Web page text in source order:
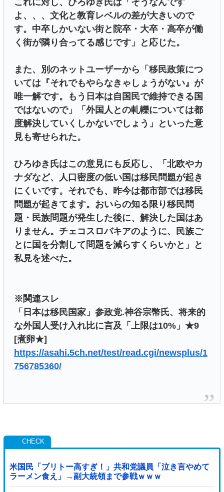
これに対し、ひろゆき氏は「そうなんです
よ、、、文化と教育レベルの差が大きいので
す。中卒しかいない街と院卒・大卒・高卒が働
く街が隣り合ってる感じです」と応じた。
また、別のネットユーザーから「移民政策につ
いては『それでもやらなきゃしょうがない』が
唯一解です。もう日本は自国民で維持できる国
ではないので」「外国人との軋轢については都
度解決していくしかないでしょう」といった意
見も寄せられた。
ひろゆき氏はこの意見にも反応し、「北欧やカ
ナダなど、人口密度の低い国は移民問題が起き
にくいです。それでも、昨今は都市部では移民
問題が起きてます。おいらの知る限り移民問
題・民族問題が発生した後に、解決した国はあ
りません。チェコスロバキアのように、民族ご
とに国を分割して問題を減らすくらいかと」と
私見を述べた。
※関連スレ
「日本は移民国家」参政党.神谷宗幣氏、将来的
な外国人受け入れ比に言及「上限は10%」★9
[煮卵★]
https://asahi.5ch.net/test/read.cgi/newsplus/1
756785360/
米国民「ブリトー高すぎ！」共和党議員「泣き言やめて
ラーメン食え」→副大統領まで参戦ｗｗｗ